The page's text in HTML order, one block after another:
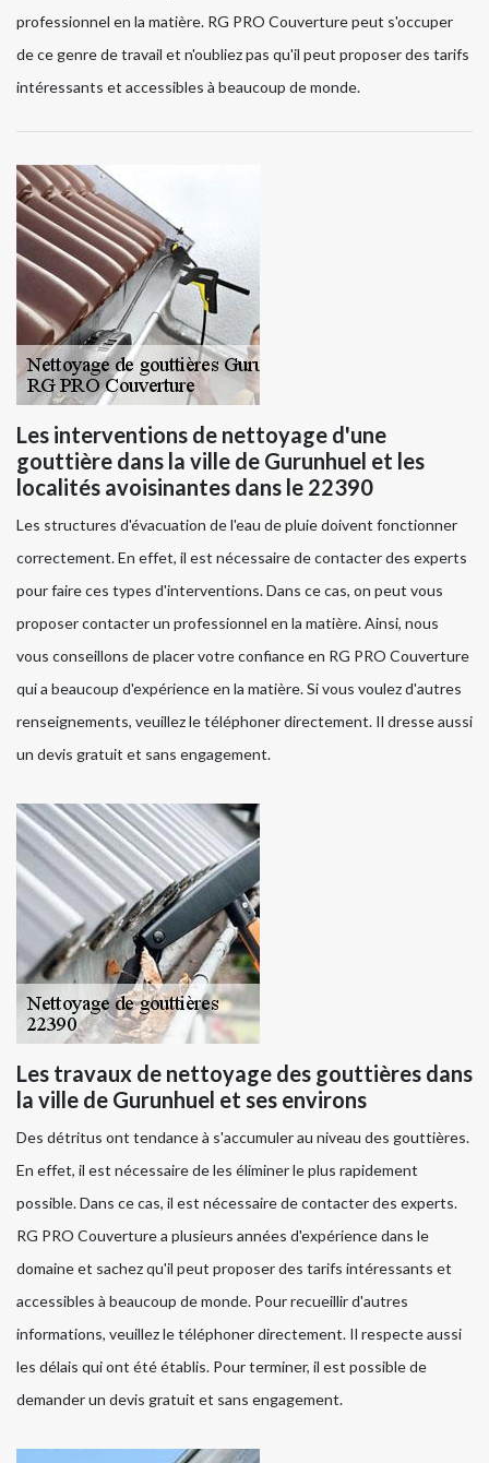
professionnel en la matière. RG PRO Couverture peut s'occuper
de ce genre de travail et n'oubliez pas qu'il peut proposer des tarifs
intéressants et accessibles à beaucoup de monde.
Les interventions de nettoyage d'une
gouttière dans la ville de Gurunhuel et les
localités avoisinantes dans le 22390
Les structures d'évacuation de l'eau de pluie doivent fonctionner
correctement. En effet, il est nécessaire de contacter des experts
pour faire ces types d'interventions. Dans ce cas, on peut vous
proposer contacter un professionnel en la matière. Ainsi, nous
vous conseillons de placer votre confiance en RG PRO Couverture
qui a beaucoup d'expérience en la matière. Si vous voulez d'autres
renseignements, veuillez le téléphoner directement. Il dresse aussi
un devis gratuit et sans engagement.
Les travaux de nettoyage des gouttières dans
la ville de Gurunhuel et ses environs
Des détritus ont tendance à s'accumuler au niveau des gouttières.
En effet, il est nécessaire de les éliminer le plus rapidement
possible. Dans ce cas, il est nécessaire de contacter des experts.
RG PRO Couverture a plusieurs années d'expérience dans le
domaine et sachez qu'il peut proposer des tarifs intéressants et
accessibles à beaucoup de monde. Pour recueillir d'autres
informations, veuillez le téléphoner directement. Il respecte aussi
les délais qui ont été établis. Pour terminer, il est possible de
demander un devis gratuit et sans engagement.